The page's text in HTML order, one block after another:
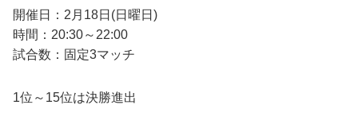
開催日：2月18日(日曜日)
時間：20:30～22:00
試合数：固定3マッチ
1位～15位は決勝進出